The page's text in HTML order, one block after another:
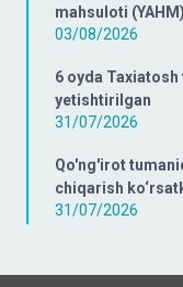
mahsuloti
03/08/2026
6 oyda
yetishtirilgan
31/07/2026
Qo'ng'irot
chiqarish
31/07/2026